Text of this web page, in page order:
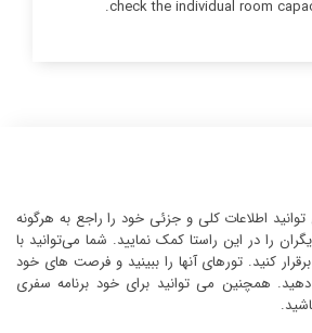
check the individual room
اطلاعات کلی و جزئی خود را راجع به هرگونه
را در این راستا کمک نمایید. شما می‌توانید با
کنید. تورهای آنها را ببینید و فرصت های خود
همچنین می توانید برای خود برنامه سفری